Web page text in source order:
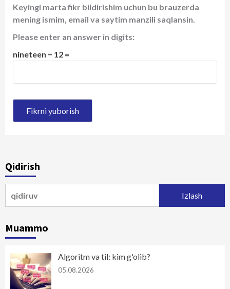
Keyingi marta fikr bildirishim uchun bu brauzerda
mening ismim, email va saytim manzili saqlansin.
Please enter an answer in digits:
nineteen − 12 =
Qidirish
Muammo
Algoritm va til: kim g'olib?
05.08.2026